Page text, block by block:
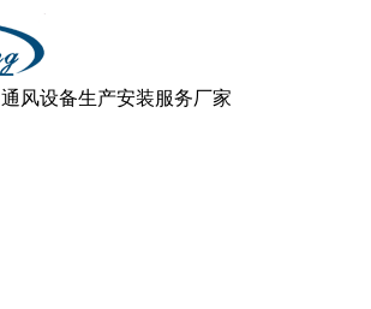
通风设备生产安装服务厂家